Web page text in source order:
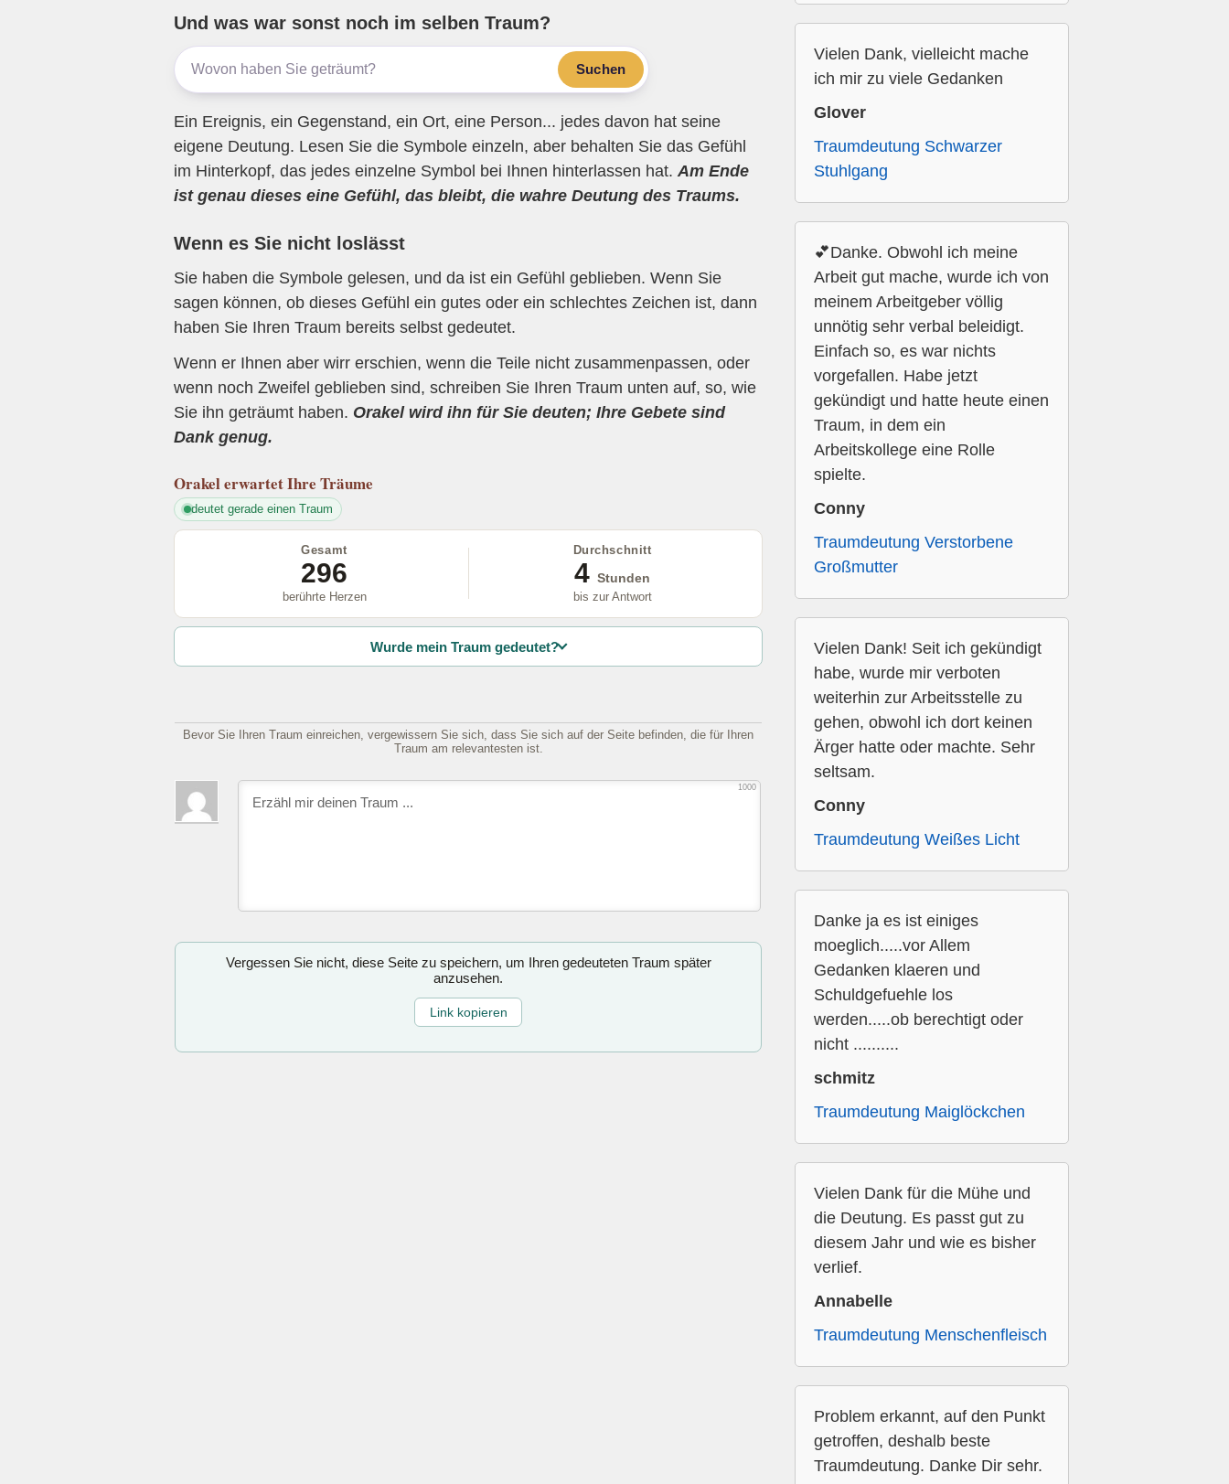
b
o
o
a
m
A
p
p
Und was war sonst noch im selben Traum?
Suchen
Ein Ereignis, ein Gegenstand, ein Ort, eine Person... jedes davon hat seine
eigene Deutung. Lesen Sie die Symbole einzeln, aber behalten Sie das Gefühl
im Hinterkopf, das jedes einzelne Symbol bei Ihnen hinterlassen hat. Am Ende
ist genau dieses eine Gefühl, das bleibt, die wahre Deutung des Traums.
Wenn es Sie nicht loslässt
Sie haben die Symbole gelesen, und da ist ein Gefühl geblieben. Wenn Sie
sagen können, ob dieses Gefühl ein gutes oder ein schlechtes Zeichen ist, dann
haben Sie Ihren Traum bereits selbst gedeutet.
Wenn er Ihnen aber wirr erschien, wenn die Teile nicht zusammenpassen, oder
wenn noch Zweifel geblieben sind, schreiben Sie Ihren Traum unten auf, so, wie
Sie ihn geträumt haben. Orakel wird ihn für Sie deuten; Ihre Gebete sind
Dank genug.
Orakelerwartet Ihre Träume
deutet gerade einen Traum
Gesamt
296
berührte Herzen
Durchschnitt
4 Stunden
bis zur Antwort
Wurde mein Traum gedeutet?
Bevor Sie Ihren Traum einreichen, vergewissern Sie sich, dass Sie sich auf der Seite befinden, die für Ihren
Traum am relevantesten ist.
1000
Vergessen Sie nicht, diese Seite zu speichern, um Ihren gedeuteten Traum später
anzusehen.
Link kopieren
Vielen Dank, vielleicht mache
ich mir zu viele Gedanken
Glover
Traumdeutung Schwarzer
Stuhlgang
💕Danke. Obwohl ich meine
Arbeit gut mache, wurde ich von
meinem Arbeitgeber völlig
unnötig sehr verbal beleidigt.
Einfach so, es war nichts
vorgefallen. Habe jetzt
gekündigt und hatte heute einen
Traum, in dem ein
Arbeitskollege eine Rolle
spielte.
Conny
Traumdeutung Verstorbene
Großmutter
Vielen Dank! Seit ich gekündigt
habe, wurde mir verboten
weiterhin zur Arbeitsstelle zu
gehen, obwohl ich dort keinen
Ärger hatte oder machte. Sehr
seltsam.
Conny
Traumdeutung Weißes Licht
Danke ja es ist einiges
moeglich.....vor Allem
Gedanken klaeren und
Schuldgefuehle los
werden.....ob berechtigt oder
nicht ..........
schmitz
Traumdeutung Maiglöckchen
Vielen Dank für die Mühe und
die Deutung. Es passt gut zu
diesem Jahr und wie es bisher
verlief.
Annabelle
Traumdeutung Menschenfleisch
Problem erkannt, auf den Punkt
getroffen, deshalb beste
Traumdeutung. Danke Dir sehr.